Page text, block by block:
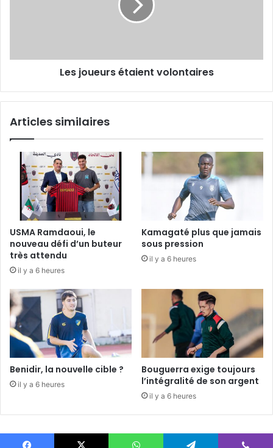
Les joueurs étaient volontaires
Articles similaires
USMA Ramdaoui, le
nouveau défi d’un buteur
très attendu
il y a 6 heures
Kamagaté plus que jamais
sous pression
il y a 6 heures
Benidir, la nouvelle cible ?
il y a 6 heures
Bouguerra exige toujours
l’intégralité de son argent
il y a 6 heures